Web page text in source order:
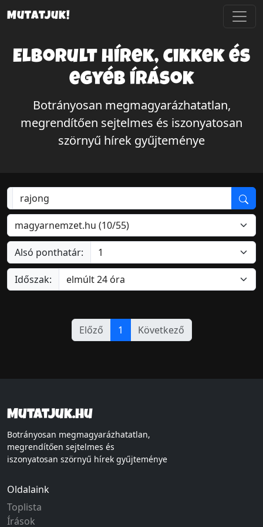
Mutatjuk!
Elborult hírek, cikkek és
egyéb írások
Botrányosan megmagyarázhatatlan,
megrendítően sejtelmes és iszonyatosan
szörnyű hírek gyűjteménye
Alsó ponthatár:
Időszak:
Előző 1 Következő
Mutatjuk.hu
Botrányosan megmagyarázhatatlan,
megrendítően sejtelmes és
iszonyatosan szörnyű hírek gyűjteménye
Oldalaink
Toplista
Írások